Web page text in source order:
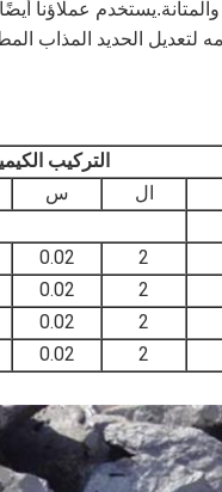
عملاؤنا
التركيب
ال س
2
0.02
2
0.02
2
0.02
2
0.02